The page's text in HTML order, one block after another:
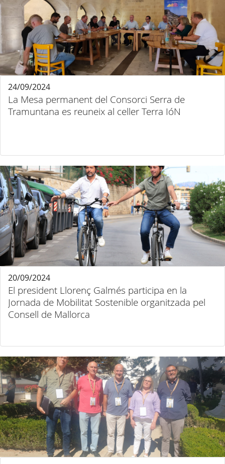
La Mesa permanent del Consorci Serra de
Tramuntana es reuneix al celler Terra IóN
24/09/2024
El president Llorenç Galmés participa en la
Jornada de Mobilitat Sostenible organitzada pel
Consell de Mallorca
20/09/2024